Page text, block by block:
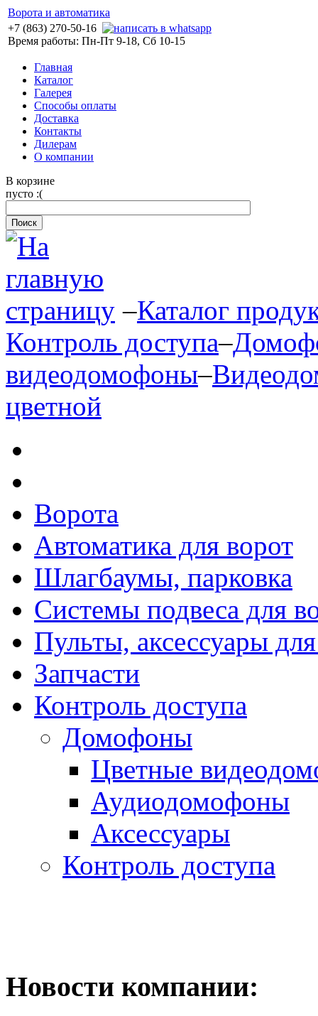
Ворота и автоматика
+7 (863) 270-50-16
Время работы: Пн-Пт 9-18, Сб 10-15
Главная
Каталог
Галерея
Способы оплаты
Доставка
Контакты
Дилерам
О компании
В корзине
пусто :(
–Каталог
Контроль доступа–
видеодомофоны–
цветной
Ворота
Автоматика для ворот
Шлагбаумы, парковка
Системы подвеса для
Пульты, аксессуары
Запчасти
Контроль доступа
Домофоны
Цветные
Аудиодомофоны
Аксессуары
Контроль доступа
Новости компании: